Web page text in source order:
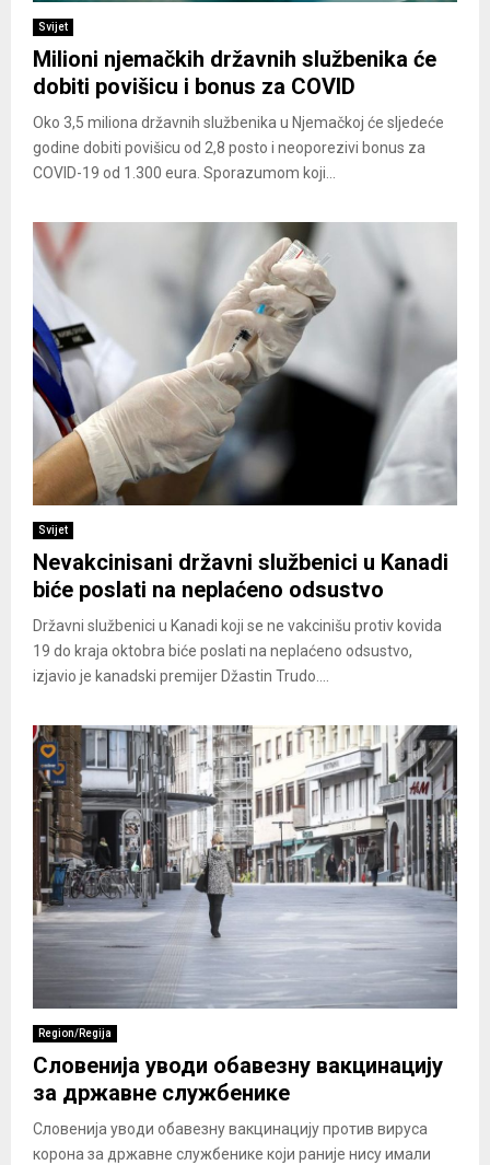
Svijet
Milioni njemačkih državnih službenika će
dobiti povišicu i bonus za COVID
Oko 3,5 miliona državnih službenika u Njemačkoj će sljedeće
godine dobiti povišicu od 2,8 posto i neoporezivi bonus za
COVID-19 od 1.300 eura. Sporazumom koji...
Svijet
Nevakcinisani državni službenici u Kanadi
biće poslati na neplaćeno odsustvo
Državni službenici u Kanadi koji se ne vakcinišu protiv kovida
19 do kraja oktobra biće poslati na neplaćeno odsustvo,
izjavio je kanadski premijer Džastin Trudo....
Region/Regija
Словенија уводи обавезну вакцинацију
за државне службенике
Словенија уводи обавезну вакцинацију против вируса
корона за државне службенике који раније нису имали